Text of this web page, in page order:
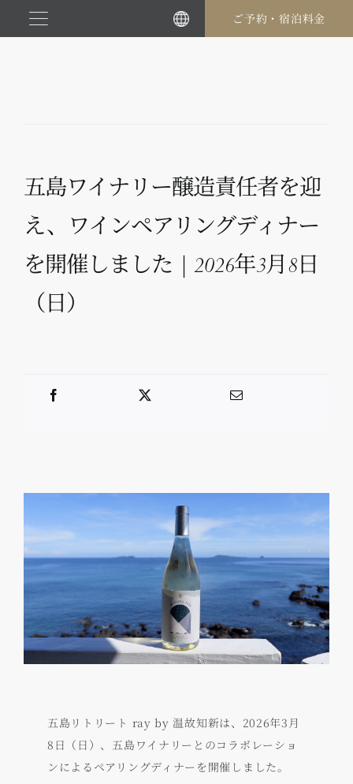
ご予約・宿泊料金
五島ワイナリー醸造責任者を迎
え、ワインペアリングディナー
を開催しました | 2026年3月8日
（日）
五島リトリート ray by 温故知新は、2026年3月
8日（日）、五島ワイナリーとのコラボレーショ
ンによるペアリングディナーを開催しました。